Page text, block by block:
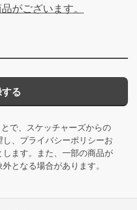
がございます。
る
で、スケッチャーズからの
、 プライバシーポリシーお
します。また、一部の商品が
となる場合があります。